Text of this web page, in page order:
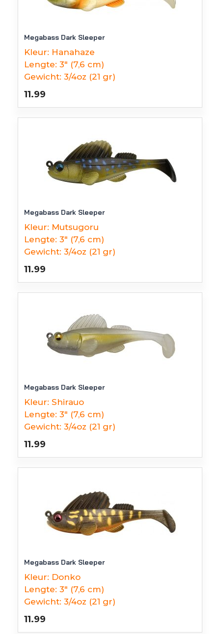
Megabass Dark Sleeper
Kleur: Hanahaze
Lengte: 3" (7,6 cm)
Gewicht: 3/4oz (21 gr)
11.99
Megabass Dark Sleeper
Kleur: Mutsugoru
Lengte: 3" (7,6 cm)
Gewicht: 3/4oz (21 gr)
11.99
Megabass Dark Sleeper
Kleur: Shirauo
Lengte: 3" (7,6 cm)
Gewicht: 3/4oz (21 gr)
11.99
Megabass Dark Sleeper
Kleur: Donko
Lengte: 3" (7,6 cm)
Gewicht: 3/4oz (21 gr)
11.99